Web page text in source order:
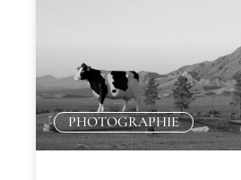
PHOTOGRAPHIE